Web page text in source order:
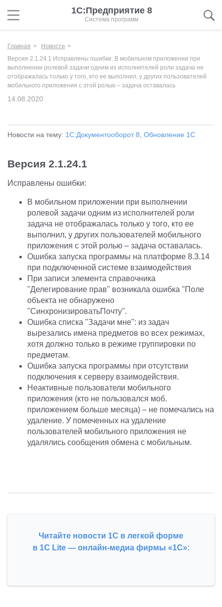
1С:Предприятие 8
Система программ
Главная
Новости
Версия 2.1.24.1 Исправлены ошибки: В мобильном приложении при
выполнении ролевой задачи одним из исполнителей роли задача не
отображалась только у того, кто ее выполнил, у других пользователей
мобильного приложения с этой ролью – задача оставалась
14.08.2020
Новости на тему: 1С:Документооборот 8 Обновление 1С
Версия 2.1.24.1
Исправлены ошибки:
В мобильном приложении при выполнении
ролевой задачи одним из исполнителей роли
задача не отображалась только у того, кто ее
выполнил, у других пользователей мобильного
приложения с этой ролью – задача оставалась.
Ошибка запуска программы на платформе 8.3.14
при подключенной системе взаимодействия
При записи элемента справочника
"Делегирование прав" возникала ошибка "Поле
объекта не обнаружено
"СинхронизироватьПочту".
Ошибка списка "Задачи мне": из задач
вырезались имена предметов во всех режимах,
хотя должно только в режиме группировки по
предметам.
Ошибка запуска программы при отсутствии
подключения к серверу взаимодействия.
Неактивные пользователи мобильного
приложения (кто не пользовался моб.
приложением больше месяца) – не помечались на
удаление. У помеченных на удаление
пользователей мобильного приложения не
удалялись сообщения обмена с мобильным.
Читайте новости 1С в легкой форме
в 1С Lite — онлайн-медиа фирмы «1С»: